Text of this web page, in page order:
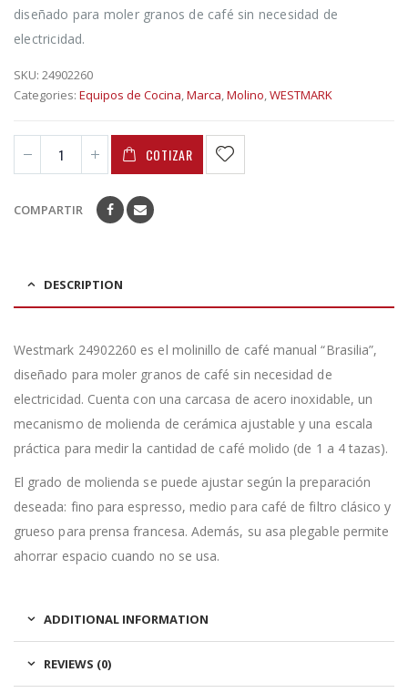
diseñado para moler granos de café sin necesidad de
electricidad.
SKU: 24902260
Categories: Equipos de Cocina,Marca,Molino,WESTMARK
COTIZAR
COMPARTIR
DESCRIPTION
Westmark 24902260 es el molinillo de café manual “Brasilia”,
diseñado para moler granos de café sin necesidad de
electricidad. Cuenta con una carcasa de acero inoxidable, un
mecanismo de molienda de cerámica ajustable y una escala
práctica para medir la cantidad de café molido (de 1 a 4 tazas).
El grado de molienda se puede ajustar según la preparación
deseada: fino para espresso, medio para café de filtro clásico y
grueso para prensa francesa. Además, su asa plegable permite
ahorrar espacio cuando no se usa.
ADDITIONAL INFORMATION
REVIEWS (0)